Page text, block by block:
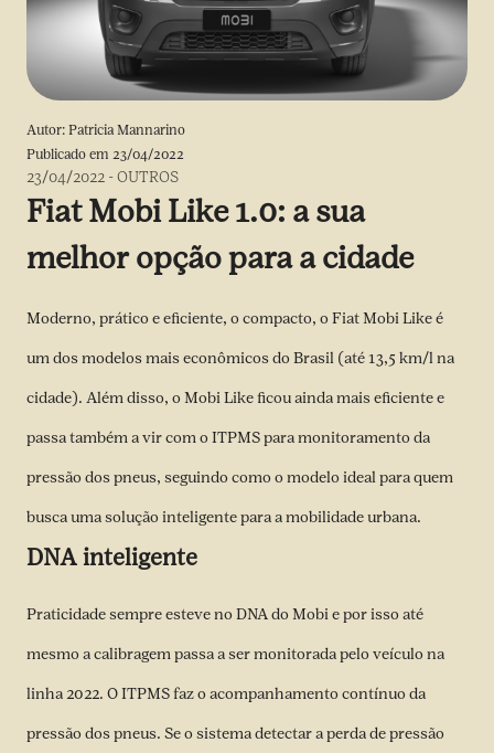
Autor: Patricia Mannarino
Publicado em 23/04/2022
23/04/2022 -OUTROS
Fiat Mobi Like 1.0: a sua
melhor opção para a cidade
Moderno, prático e eficiente, o compacto, o Fiat Mobi Like é
um dos modelos mais econômicos do Brasil (até 13,5 km/l na
cidade). Além disso, o Mobi Like ficou ainda mais eficiente e
passa também a vir com o ITPMS para monitoramento da
pressão dos pneus, seguindo como o modelo ideal para quem
busca uma solução inteligente para a mobilidade urbana.
DNA inteligente
Praticidade sempre esteve no DNA do Mobi e por isso até
mesmo a calibragem passa a ser monitorada pelo veículo na
linha 2022. O ITPMS faz o acompanhamento contínuo da
pressão dos pneus. Se o sistema detectar a perda de pressão